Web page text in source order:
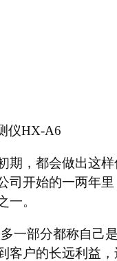
仪HX-A6
期，都会做出这
司开始的一两年
一。
一部分都称自己
客户的长远利益